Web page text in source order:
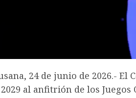
24 de junio de 2026.-
al anfitrión de los